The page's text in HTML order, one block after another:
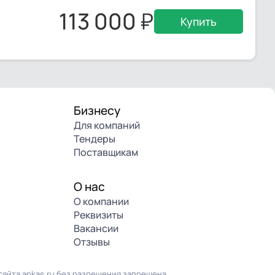
113 000 Купить
Бизнесу
Для компаний
Тендеры
Поставщикам
О нас
О компании
Реквизиты
Вакансии
Отзывы